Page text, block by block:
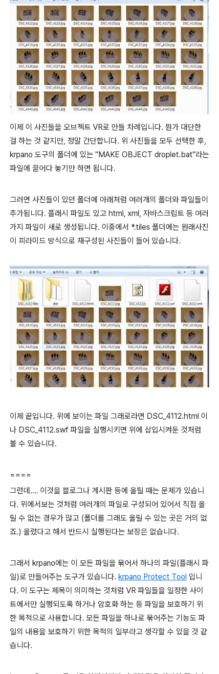
이제 이 사진들을 오브젝트 VR로 만들 차례입니다. 뭔가 대단한
걸 하는 것 같지만, 정말 간단합니다. 위 사진들을 모두 선택한 후,
krpano 도구의 폴더에 있는 "MAKE OBJECT droplet.bat"라는
파일에 끌어다 놓기만 하면 됩니다.
그러면 사진들이 있던 폴더에 아래처럼 여러개의 폴더와 파일들이
추가됩니다. 플래시 파일도 있고 html, xml, 자바스크립트 등 여러
가지 파일이 새로 생성됩니다. 이중에서 *.tiles 폴더에는 원래사진
이 피라미드 방식으로 재구성된 사진들이 들어 있습니다.
이제 끝입니다. 위에 보이는 파일 그래로라면 DSC_4112.html 이
나 DSC_4112.swf 파일을 실행시키면 위에 삽입시켜둔 것처럼
볼 수 있습니다.
====
그런데.... 이것을 블로그나 게시판 등에 올릴 때는 문제가 있습니
다. 위에서보는 것처럼 여러개의 파일로 구성되어 있어서 직접 올
릴 수 없는 경우가 많고 (폴더를 그래도 올릴 수 있는 곳은 거의 없
죠.) 올렸다고 해서 반드시 실행된다는 보장은 없습니다.
그래서 krpano에는 이 모든 파일을 묶어서 하나의 파일(플래시 파
일)로 만들어주는 도구가 있습니다. krpano Protect Tool 입니
다. 이 도구는 제목이 의미하는 것처럼 VR 파일들을 일정한 사이
트에서만 실행되도록 하거나 암호화 하는 등 파일을 보호하기 위
한 목적으로 사용합니다. 모든 파일을 하나로 묶어주는 기능도 파
일의 내용을 보호하기 위한 목적의 일부라고 생각할 수 있을 것 같
습니다.